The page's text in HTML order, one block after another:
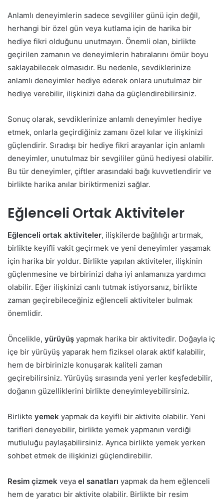
Anlamlı deneyimlerin sadece sevgililer günü için değil,
herhangi bir özel gün veya kutlama için de harika bir
hediye fikri olduğunu unutmayın. Önemli olan, birlikte
geçirilen zamanın ve deneyimlerin hatıralarını ömür boyu
saklayabilecek olmasıdır. Bu nedenle, sevdiklerinize
anlamlı deneyimler hediye ederek onlara unutulmaz bir
hediye verebilir, ilişkinizi daha da güçlendirebilirsiniz.
Sonuç olarak, sevdiklerinize anlamlı deneyimler hediye
etmek, onlarla geçirdiğiniz zamanı özel kılar ve ilişkinizi
güçlendirir. Sıradışı bir hediye fikri arayanlar için anlamlı
deneyimler, unutulmaz bir sevgililer günü hediyesi olabilir.
Bu tür deneyimler, çiftler arasındaki bağı kuvvetlendirir ve
birlikte harika anılar biriktirmenizi sağlar.
Eğlenceli Ortak Aktiviteler
Eğlenceli ortak aktiviteler, ilişkilerde bağlılığı artırmak,
birlikte keyifli vakit geçirmek ve yeni deneyimler yaşamak
için harika bir yoldur. Birlikte yapılan aktiviteler, ilişkinin
güçlenmesine ve birbirinizi daha iyi anlamanıza yardımcı
olabilir. Eğer ilişkinizi canlı tutmak istiyorsanız, birlikte
zaman geçirebileceğiniz eğlenceli aktiviteler bulmak
önemlidir.
Öncelikle, yürüyüş yapmak harika bir aktivitedir. Doğayla iç
içe bir yürüyüş yaparak hem fiziksel olarak aktif kalabilir,
hem de birbirinizle konuşarak kaliteli zaman
geçirebilirsiniz. Yürüyüş sırasında yeni yerler keşfedebilir,
doğanın güzelliklerini birlikte deneyimleyebilirsiniz.
Birlikte yemek yapmak da keyifli bir aktivite olabilir. Yeni
tarifleri deneyebilir, birlikte yemek yapmanın verdiği
mutluluğu paylaşabilirsiniz. Ayrıca birlikte yemek yerken
sohbet etmek de ilişkinizi güçlendirebilir.
Resim çizmek veya el sanatları yapmak da hem eğlenceli
hem de yaratıcı bir aktivite olabilir. Birlikte bir resim